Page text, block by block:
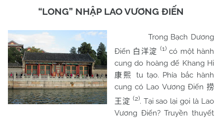
“LONG” NHẬP LAO VƯƠNG ĐIẾN
Trong Bạch Dương
Điến 白洋淀 (1)có một hành
cung do hoàng đế Khang Hi
康熙
tu tạo. Phía bắc hành
cung có Lao Vương Điến 捞
王淀 (2). Tại sao lại gọi là Lao
Vương Điến? Truyền thuyết